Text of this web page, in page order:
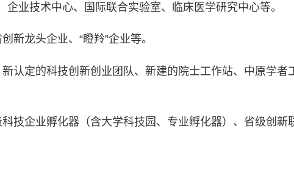
业技术中心、国际联合实验室、临床医学研究中心等。
新龙头企业、“瞪羚”企业等。
认定的科技创新创业团队、新建的院士工作站、中原学者
技企业孵化器（含大学科技园、专业孵化器）、省级创新